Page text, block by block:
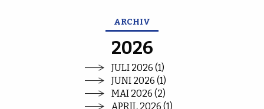
ARCHIV
2026
JULI 2026 (1)
JUNI 2026 (1)
MAI 2026 (2)
APRIL 2026 (1)